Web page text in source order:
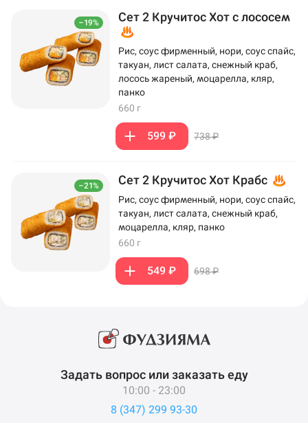
–19% Сет 2 Кручитос Хот с лососем
Рис, соус фирменный, нори, соус спайс,
такуан, лист салата, снежный краб,
лосось жареный, моцарелла, кляр,
панко
660 г
599 ₽ 738 ₽
–21% Сет 2 Кручитос Хот Крабс
Рис, соус фирменный, нори, соус спайс,
такуан, лист салата, снежный краб,
моцарелла, кляр, панко
660 г
549 ₽ 698 ₽
Задать вопрос или заказать еду
10:00 - 23:00
8 (347) 299 93-30